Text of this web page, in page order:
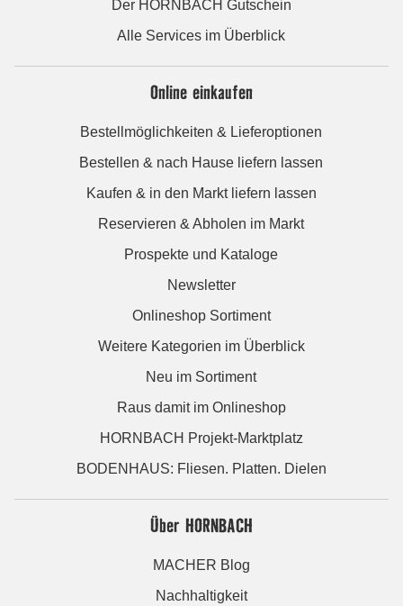
Der HORNBACH Gutschein
Alle Services im Überblick
Online einkaufen
Bestellmöglichkeiten & Lieferoptionen
Bestellen & nach Hause liefern lassen
Kaufen & in den Markt liefern lassen
Reservieren & Abholen im Markt
Prospekte und Kataloge
Newsletter
Onlineshop Sortiment
Weitere Kategorien im Überblick
Neu im Sortiment
Raus damit im Onlineshop
HORNBACH Projekt-Marktplatz
BODENHAUS: Fliesen. Platten. Dielen
Über HORNBACH
MACHER Blog
Nachhaltigkeit